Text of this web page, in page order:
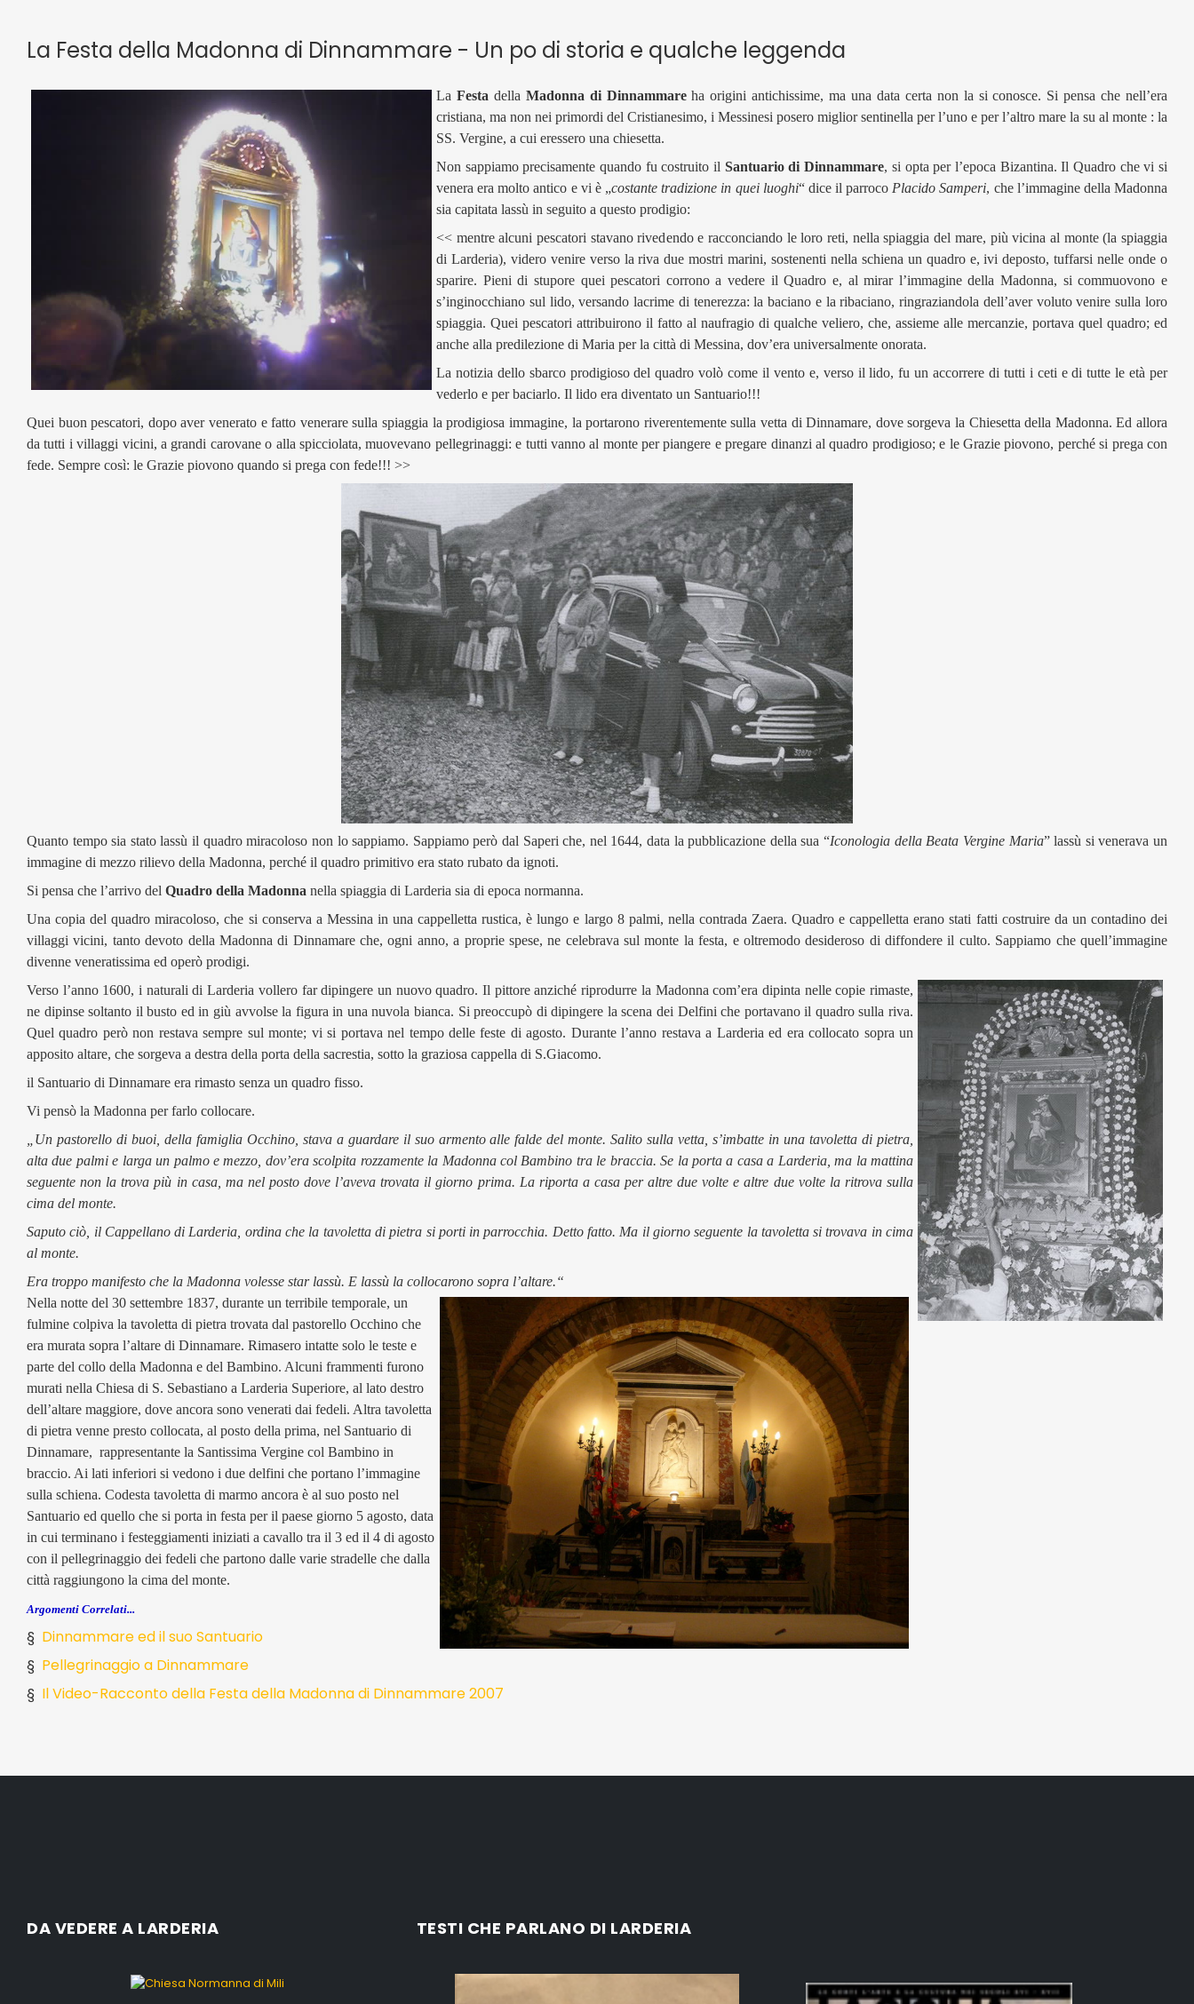
La Festa della Madonna di Dinnammare - Un po di storia e qualche leggenda
La Festa della Madonna di Dinnammareha origini antichissime, ma una data certa non la si conosce. Si pensa che nell’era
cristiana, ma non nei primordi del Cristianesimo, i Messinesi posero miglior sentinella per l’uno e per l’altro mare la su al monte : la
SS. Vergine, a cui eressero una chiesetta.
Non sappiamo precisamente quando fu costruito il Santuario di Dinnammare, si opta per l’epoca Bizantina. Il Quadro che vi si
venera era molto antico e vi è „costante tradizione in quei luoghi“ dice il parroco Placido Samperi, che l’immagine della Madonna
sia capitata lassù in seguito a questo prodigio:
<< mentre alcuni pescatori stavano rivedendo e racconciando le loro reti, nella spiaggia del mare, più vicina al monte (la spiaggia
di Larderia), videro venire verso la riva due mostri marini, sostenenti nella schiena un quadro e, ivi deposto, tuffarsi nelle onde o
sparire. Pieni di stupore quei pescatori corrono a vedere il Quadro e, al mirar l’immagine della Madonna, si commuovono e
s’inginocchiano sul lido, versando lacrime di tenerezza: la baciano e la ribaciano, ringraziandola dell’aver voluto venire sulla loro
spiaggia. Quei pescatori attribuirono il fatto al naufragio di qualche veliero, che, assieme alle mercanzie, portava quel quadro; ed
anche alla predilezione di Maria per la città di Messina, dov’era universalmente onorata.
La notizia dello sbarco prodigioso del quadro volò come il vento e, verso il lido, fu un accorrere di tutti i ceti e di tutte le età per
vederlo e per baciarlo. Il lido era diventato un Santuario!!!
Quei buon pescatori, dopo aver venerato e fatto venerare sulla spiaggia la prodigiosa immagine, la portarono riverentemente sulla vetta di Dinnamare, dove sorgeva la Chiesetta della Madonna. Ed allora
da tutti i villaggi vicini, a grandi carovane o alla spicciolata, muovevano pellegrinaggi: e tutti vanno al monte per piangere e pregare dinanzi al quadro prodigioso; e le Grazie piovono, perché si prega con
fede. Sempre così: le Grazie piovono quando si prega con fede!!! >>
Quanto tempo sia stato lassù il quadro miracoloso non lo sappiamo. Sappiamo però dal Saperi che, nel 1644, data la pubblicazione della sua “Iconologia della Beata Vergine Maria” lassù si venerava un
immagine di mezzo rilievo della Madonna, perché il quadro primitivo era stato rubato da ignoti.
Si pensa che l’arrivo del Quadro della Madonna nella spiaggia di Larderia sia di epoca normanna.
Una copia del quadro miracoloso, che si conserva a Messina in una cappelletta rustica, è lungo e largo 8 palmi, nella contrada Zaera. Quadro e cappelletta erano stati fatti costruire da un contadino dei
villaggi vicini, tanto devoto della Madonna di Dinnamare che, ogni anno, a proprie spese, ne celebrava sul monte la festa, e oltremodo desideroso di diffondere il culto. Sappiamo che quell’immagine
divenne veneratissima ed operò prodigi.
Verso l’anno 1600, i naturali di Larderia vollero far dipingere un nuovo quadro. Il pittore anziché riprodurre la Madonna com’era dipinta nelle copie rimaste,
ne dipinse soltanto il busto ed in giù avvolse la figura in una nuvola bianca. Si preoccupò di dipingere la scena dei Delfini che portavano il quadro sulla riva.
Quel quadro però non restava sempre sul monte; vi si portava nel tempo delle feste di agosto. Durante l’anno restava a Larderia ed era collocato sopra un
apposito altare, che sorgeva a destra della porta della sacrestia, sotto la graziosa cappella di S.Giacomo.
il Santuario di Dinnamare era rimasto senza un quadro fisso.
Vi pensò la Madonna per farlo collocare.
„Un pastorello di buoi, della famiglia Occhino, stava a guardare il suo armento alle falde del monte. Salito sulla vetta, s’imbatte in una tavoletta di pietra,
alta due palmi e larga un palmo e mezzo, dov’era scolpita rozzamente la Madonna col Bambino tra le braccia. Se la porta a casa a Larderia, ma la mattina
seguente non la trova più in casa, ma nel posto dove l’aveva trovata il giorno prima. La riporta a casa per altre due volte e altre due volte la ritrova sulla
cima del monte.
Saputo ciò, il Cappellano di Larderia, ordina che la tavoletta di pietra si porti in parrocchia. Detto fatto. Ma il giorno seguente la tavoletta si trovava in cima
al monte.
Era troppo manifesto che la Madonna volesse star lassù. E lassù la collocarono sopra l’altare.“
Nella notte del 30 settembre 1837, durante un terribile temporale, un
fulmine colpiva la tavoletta di pietra trovata dal pastorello Occhino che
era murata sopra l’altare di Dinnamare. Rimasero intatte solo le teste e
parte del collo della Madonna e del Bambino. Alcuni frammenti furono
murati nella Chiesa di S. Sebastiano a Larderia Superiore, al lato destro
dell’altare maggiore, dove ancora sono venerati dai fedeli. Altra tavoletta
di pietra venne presto collocata, al posto della prima, nel Santuario di
Dinnamare, rappresentante la Santissima Vergine col Bambino in
braccio. Ai lati inferiori si vedono i due delfini che portano l’immagine
sulla schiena. Codesta tavoletta di marmo ancora è al suo posto nel
Santuario ed quello che si porta in festa per il paese giorno 5 agosto, data
in cui terminano i festeggiamenti iniziati a cavallo tra il 3 ed il 4 di agosto
con il pellegrinaggio dei fedeli che partono dalle varie stradelle che dalla
città raggiungono la cima del monte.
Argomenti Correlati...
§ Dinnammare ed il suo Santuario
§ Pellegrinaggio a Dinnammare
§ Il Video-Racconto della Festa della Madonna di Dinnammare 2007
DA VEDERE A LARDERIA TESTI CHE PARLANO DI LARDERIA